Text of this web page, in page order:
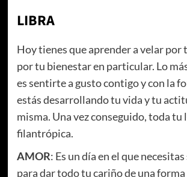
LIBRA
Hoy tienes que aprender a velar por
por tu bienestar en particular. Lo
es sentirte a gusto contigo y con la
estás desarrollando tu vida y tu
misma. Una vez conseguido, toda tu
filantrópica.
AMOR: Es un día en el que
para dar todo tu cariño de una forma